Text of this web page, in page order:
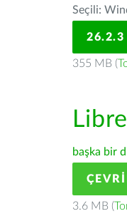
Seçili:
26.2.3
355 MB (
başka bir
3.6 MB (